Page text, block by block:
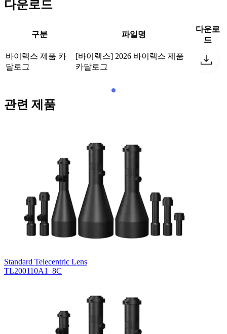
다운로드
구분 파일명
다운로
드
바이렉스 제품 카
달로그
[바이렉스] 2026 바이렉스 제품
카달로그
관련 제품
Standard Telecentric Lens
TL200110A1_8C